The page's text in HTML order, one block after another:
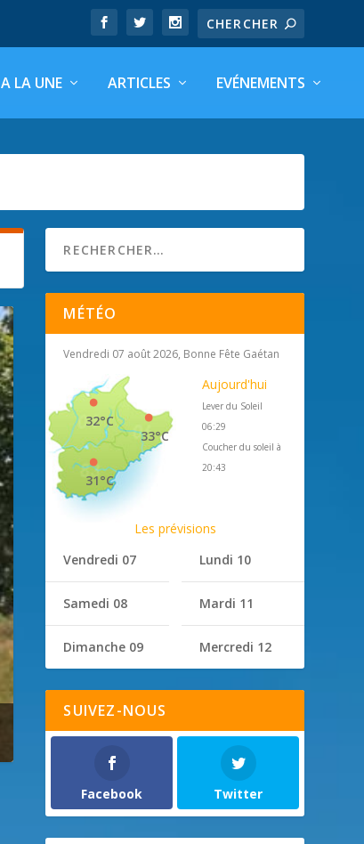
A LA UNE ARTICLES EVÉNEMENTS
MÉTÉO
Vendredi 07 août 2026, Bonne Fête Gaétan
33°C
32°C
31°C
Aujourd'hui
Lever du Soleil
06:29
Coucher du soleil à
20:43
Les prévisions
Vendredi 07
Samedi 08
Dimanche 09
Lundi 10
Mardi 11
Mercredi 12
SUIVEZ-NOUS
Facebook Twitter